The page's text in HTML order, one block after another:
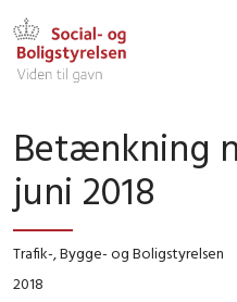
Betænkning
juni 2018
Trafik-, Bygge- og Boligstyrelsen
2018